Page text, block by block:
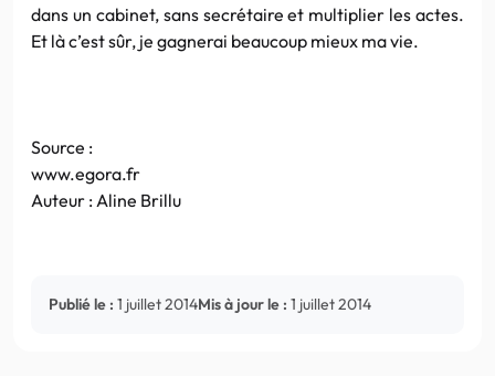
dans un cabinet, sans secrétaire et multiplier les actes.
Et là c’est sûr, je gagnerai beaucoup mieux ma vie.
Source :
www.egora.fr
Auteur : Aline Brillu
Publié le : 1 juillet 2014Mis à jour le : 1 juillet 2014